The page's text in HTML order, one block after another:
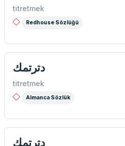
titretmek
Redhouse Sözlüğü
دترتمك
titretmek
Almanca Sözlük
دترتمك